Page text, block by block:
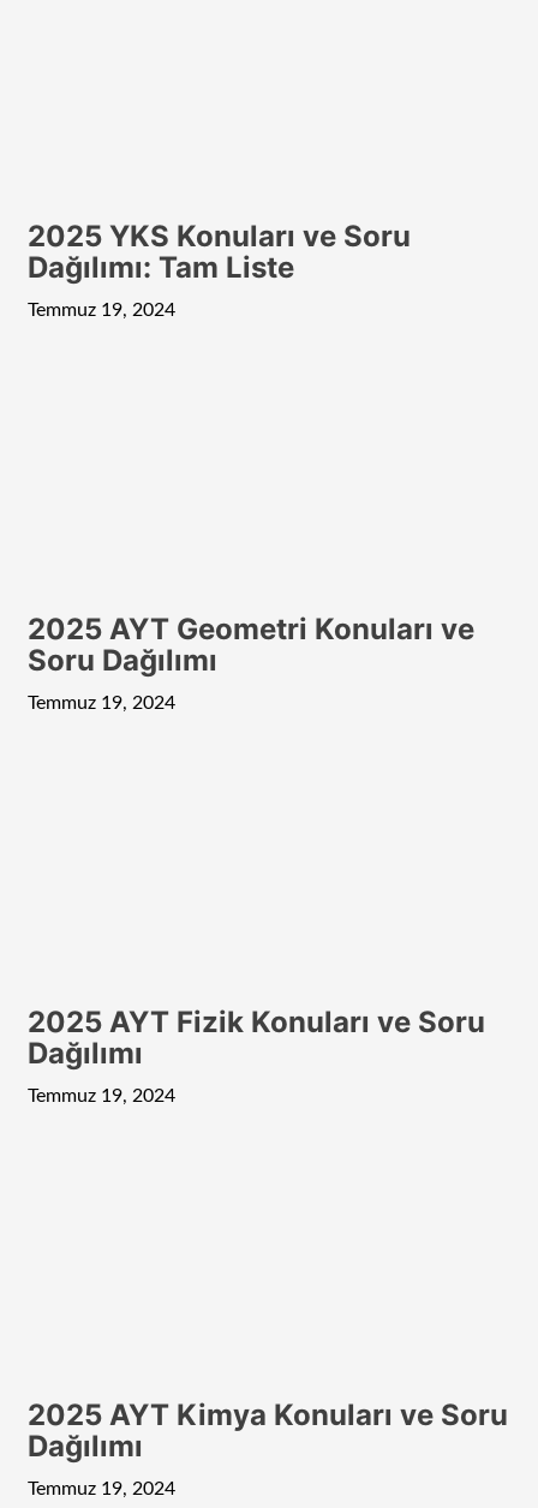
2025 YKS Konuları ve Soru
Dağılımı: Tam Liste
Temmuz 19, 2024
2025 AYT Geometri Konuları ve
Soru Dağılımı
Temmuz 19, 2024
2025 AYT Fizik Konuları ve Soru
Dağılımı
Temmuz 19, 2024
2025 AYT Kimya Konuları ve Soru
Dağılımı
Temmuz 19, 2024